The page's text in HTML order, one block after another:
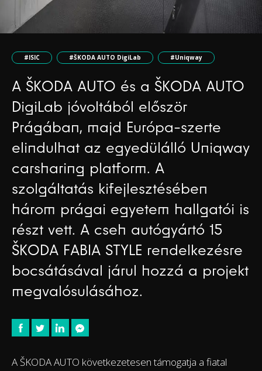
#ISIC #ŠKODA AUTO DigiLab #Uniqway
A ŠKODA AUTO és a ŠKODA AUTO
DigiLab jóvoltából először
Prágában, majd Európa-szerte
elindulhat az egyedülálló Uniqway
carsharing platform. A
szolgáltatás kifejlesztésében
három prágai egyetem hallgatói is
részt vett. A cseh autógyártó 15
ŠKODA FABIA STYLE rendelkezésre
bocsátásával járul hozzá a projekt
megvalósulásához.
A ŠKODA AUTO következetesen támogatja a fiatal